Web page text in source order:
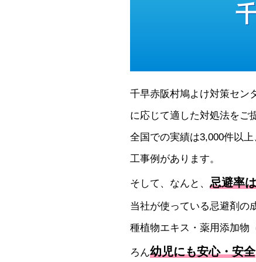
千早赤阪村鳩よけ対策セン
に応じて適した対処法をご
全国での実績は3,000件以上
工事例があります。
そして、なんと、 忌避率
当社が使っている忌避剤の
種植物エキス・薬用添加物
ろん幼児にも安心・安全